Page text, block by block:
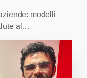
modelli
al…